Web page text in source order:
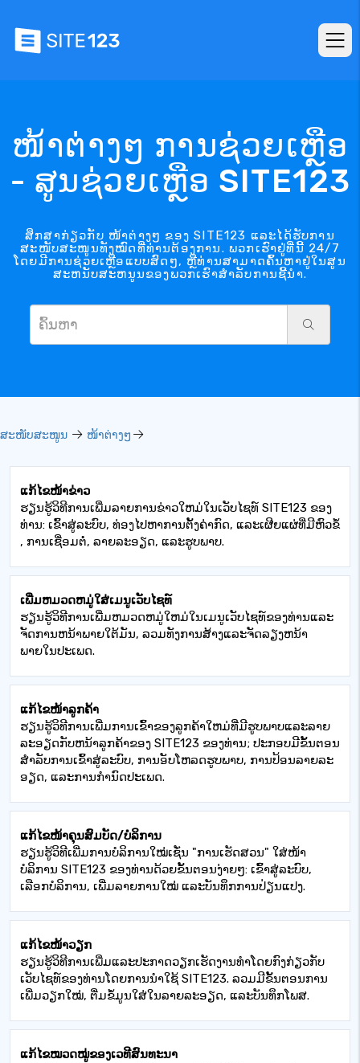
ໜ້າຕ່າງໆ ການຊ່ວຍເຫຼືອ
- ສູນຊ່ວຍເຫຼືອ SITE123
ສຶກສາກ່ຽວກັບ ໜ້າຕ່າງໆ ຂອງ SITE123 ແລະໄດ້ຮັບການ
ສະໜັບສະໜູນທັງໝົດທີ່ທ່ານຕ້ອງການ. ພວກເຮົາຢູ່ທີ່ນີ້ 24/7
ໂດຍມີການຊ່ວຍເຫຼືອແບບສົດໆ, ຫຼືທ່ານສາມາດຄົ້ນຫາຢູ່ໃນສູນ
ສະຫນັບສະຫນູນຂອງພວກເຮົາສໍາລັບການຊີ້ນໍາ.
ສະໜັບສະໜູນ ໜ້າຕ່າງໆ
ແກ້ໄຂໜ້າຂ່າວ
ຮຽນ​ຮູ້​ວິ​ທີ​ການ​ເພີ່ມ​ລາຍ​ການ​ຂ່າວ​ໃຫມ່​ໃນ​ເວັບ​ໄຊ​ທ​໌ SITE123 ຂອງ​
ທ່ານ​: ເຂົ້າ​ສູ່​ລະ​ບົບ​, ທ່ອງ​ໄປ​ຫາ​ການ​ຕັ້ງ​ຄ່າ​ກົດ​, ແລະ​ເຜີຍ​ແຜ່​ທີ່​ມີ​ຫົວ​ຂໍ້​
, ການ​ເຊື່ອມ​ຕໍ່​, ລາຍ​ລະ​ອຽດ​, ແລະ​ຮູບ​ພາບ​.
ເພີ່ມຫມວດຫມູ່ໃສ່ເມນູເວັບໄຊທ໌
ຮຽນຮູ້ວິທີການເພີ່ມຫມວດຫມູ່ໃຫມ່ໃນເມນູເວັບໄຊທ໌ຂອງທ່ານແລະ
ຈັດການຫນ້າພາຍໃຕ້ມັນ, ລວມທັງການສ້າງແລະຈັດລຽງຫນ້າ
ພາຍໃນປະເພດ.
ແກ້ໄຂໜ້າລູກຄ້າ
ຮຽນ​ຮູ້​ວິ​ທີ​ການ​ເພີ່ມ​ການ​ເຂົ້າ​ຂອງ​ລູກ​ຄ້າ​ໃຫມ່​ທີ່​ມີ​ຮູບ​ພາບ​ແລະ​ລາຍ​
ລະ​ອຽດ​ກັບ​ຫນ້າ​ລູກ​ຄ້າ​ຂອງ SITE123 ຂອງ​ທ່ານ​; ປະ​ກອບ​ມີ​ຂັ້ນ​ຕອນ​
ສໍາ​ລັບ​ການ​ເຂົ້າ​ສູ່​ລະ​ບົບ​, ການ​ອັບ​ໂຫລດ​ຮູບ​ພາບ​, ການ​ປ້ອນ​ລາຍ​ລະ​
ອຽດ​, ແລະ​ການ​ກໍາ​ນົດ​ປະ​ເພດ​.
ແກ້ໄຂໜ້າຄຸນສົມບັດ/ບໍລິການ
ຮຽນຮູ້ວິທີເພີ່ມການບໍລິການໃໝ່ເຊັ່ນ "ການເຮັດສວນ" ໃສ່ໜ້າ
ບໍລິການ SITE123 ຂອງທ່ານດ້ວຍຂັ້ນຕອນງ່າຍໆ: ເຂົ້າສູ່ລະບົບ,
ເລືອກບໍລິການ, ເພີ່ມລາຍການໃໝ່ ແລະບັນທຶກການປ່ຽນແປງ.
ແກ້ໄຂໜ້າວຽກ
ຮຽນ​ຮູ້​ວິ​ທີ​ການ​ເພີ່ມ​ແລະ​ປະ​ກາດ​ວຽກ​ເຮັດ​ງານ​ທໍາ​ໂດຍ​ກົງ​ກ່ຽວ​ກັບ​
ເວັບ​ໄຊ​ທ​໌​ຂອງ​ທ່ານ​ໂດຍ​ການ​ນໍາ​ໃຊ້ SITE123​. ລວມມີຂັ້ນຕອນການ
ເພີ່ມວຽກໃໝ່, ຕື່ມຂໍ້ມູນໃສ່ໃນລາຍລະອຽດ, ແລະບັນທຶກໂພສ.
ແກ້ໄຂໝວດໝູ່ຂອງເວທີສົນທະນາ